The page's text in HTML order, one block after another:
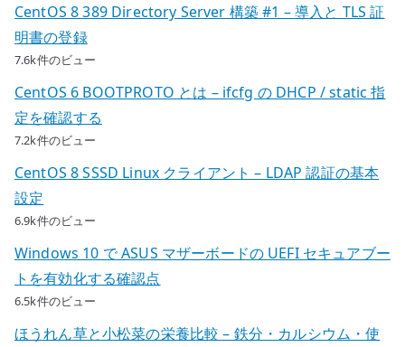
CentOS 8 389 Directory Server 構築 #1 – 導入と TLS 証
明書の登録
7.6k件のビュー
CentOS 6 BOOTPROTO とは – ifcfg の DHCP / static 指
定を確認する
7.2k件のビュー
CentOS 8 SSSD Linux クライアント – LDAP 認証の基本
設定
6.9k件のビュー
Windows 10 で ASUS マザーボードの UEFI セキュアブー
トを有効化する確認点
6.5k件のビュー
ほうれん草と小松菜の栄養比較 – 鉄分・カルシウム・使